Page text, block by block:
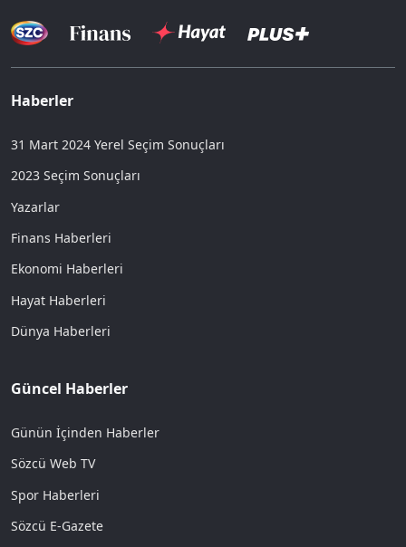
Haberler
31 Mart 2024 Yerel Seçim Sonuçları
2023 Seçim Sonuçları
Yazarlar
Finans Haberleri
Ekonomi Haberleri
Hayat Haberleri
Dünya Haberleri
Güncel Haberler
Günün İçinden Haberler
Sözcü Web TV
Spor Haberleri
Sözcü E-Gazete